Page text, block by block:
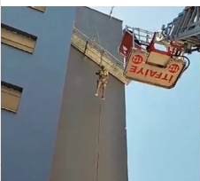
göndermek